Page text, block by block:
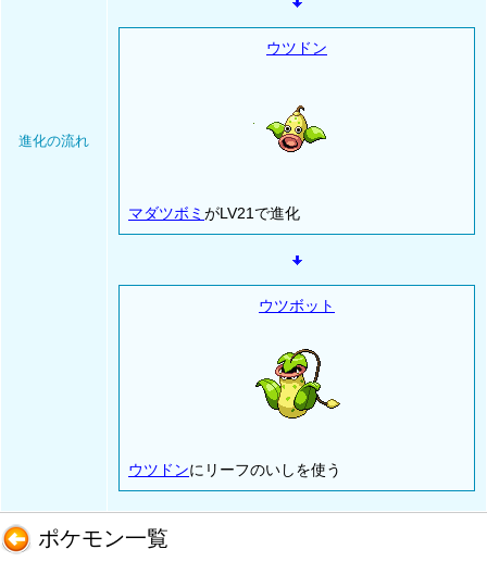
進化の流れ
ウツドン
マダツボミ がLV21で進化
ウツボット
ウツドンにリーフのいしを使う
ポケモン一覧